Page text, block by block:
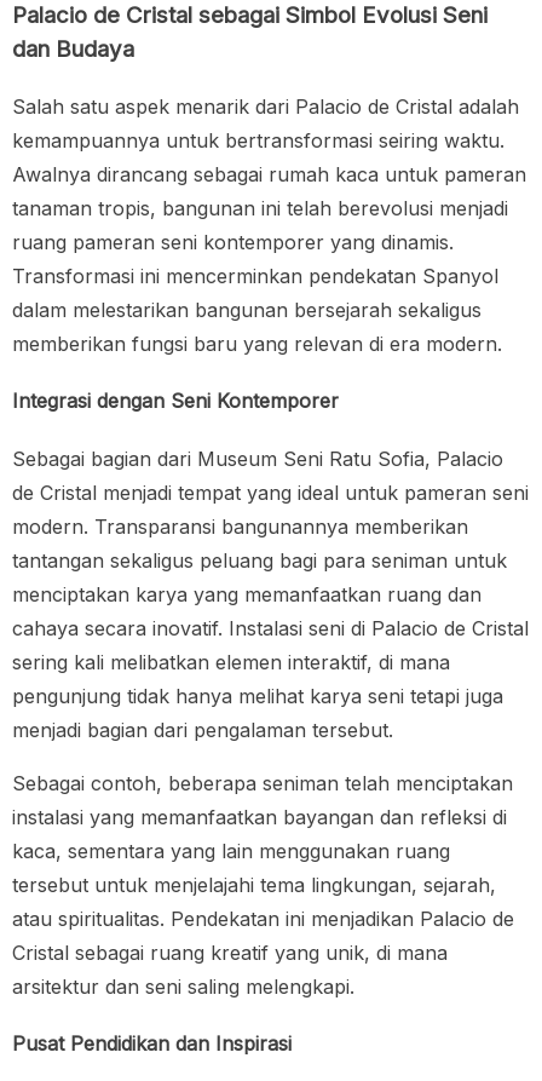
Palacio de Cristal sebagai Simbol Evolusi Seni
dan Budaya
Salah satu aspek menarik dari Palacio de Cristal adalah
kemampuannya untuk bertransformasi seiring waktu.
Awalnya dirancang sebagai rumah kaca untuk pameran
tanaman tropis, bangunan ini telah berevolusi menjadi
ruang pameran seni kontemporer yang dinamis.
Transformasi ini mencerminkan pendekatan Spanyol
dalam melestarikan bangunan bersejarah sekaligus
memberikan fungsi baru yang relevan di era modern.
Integrasi dengan Seni Kontemporer
Sebagai bagian dari Museum Seni Ratu Sofia, Palacio
de Cristal menjadi tempat yang ideal untuk pameran seni
modern. Transparansi bangunannya memberikan
tantangan sekaligus peluang bagi para seniman untuk
menciptakan karya yang memanfaatkan ruang dan
cahaya secara inovatif. Instalasi seni di Palacio de Cristal
sering kali melibatkan elemen interaktif, di mana
pengunjung tidak hanya melihat karya seni tetapi juga
menjadi bagian dari pengalaman tersebut.
Sebagai contoh, beberapa seniman telah menciptakan
instalasi yang memanfaatkan bayangan dan refleksi di
kaca, sementara yang lain menggunakan ruang
tersebut untuk menjelajahi tema lingkungan, sejarah,
atau spiritualitas. Pendekatan ini menjadikan Palacio de
Cristal sebagai ruang kreatif yang unik, di mana
arsitektur dan seni saling melengkapi.
Pusat Pendidikan dan Inspirasi